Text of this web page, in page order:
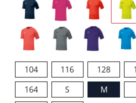
104 116 128
164
S M